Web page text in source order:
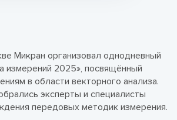
Микран организовал однодневный
измерений 2025», посвящённый
в области векторного анализа.
эксперты и специалисты
передовых методик измерения.